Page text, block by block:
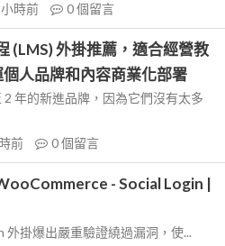
時前 0個留言
(LMS) 外掛推薦，適合經營教
人品牌和內容商業化部署
年的新進品牌，因為它們沒有太多
前 0個留言
- Social Login |
掛爆出嚴重驗證繞過漏洞，使...